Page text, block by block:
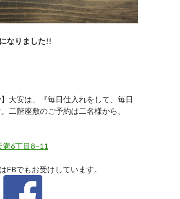
なりました!!
大安は、『毎日仕入れをして、毎日
二階座敷のご予約は二名様から。
満6丁目8−11
FBでもお受けしています。